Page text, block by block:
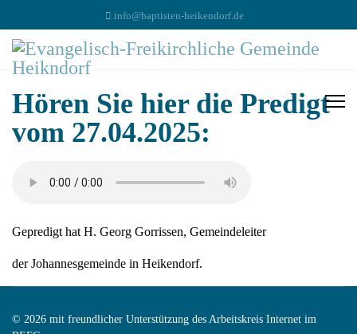
info@baptisten-heikendorf.de
Hören Sie hier die Predigt
vom 27.04.2025:
Gepredigt hat H. Georg Gorrissen, Gemeindeleiter
der Johannesgemeinde in Heikendorf.
© 2026 mit freundlicher Unterstützung des Arbeitskreis Internet im